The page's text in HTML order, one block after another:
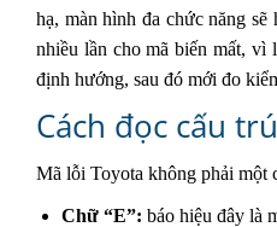
hạ, màn hình đa chức năng
nhiều lần cho mã biến mất,
định hướng, sau đó mới đo
Cách đọc cấu
Mã lỗi Toyota không phải một
Chữ “E”: báo hiệu đây là